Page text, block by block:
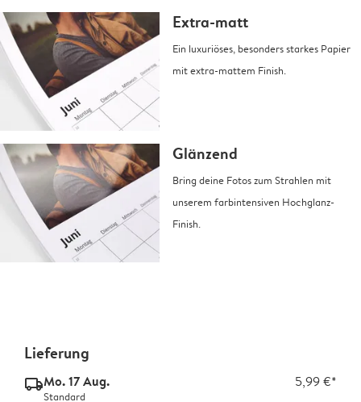
Extra-matt
Ein luxuriöses, besonders starkes Papier
mit extra-mattem Finish.
Glänzend
Bring deine Fotos zum Strahlen mit
unserem farbintensiven Hochglanz-
Finish.
Lieferung
delivery_standard_v2Mo. 17 Aug. 5,99 €*
Standard